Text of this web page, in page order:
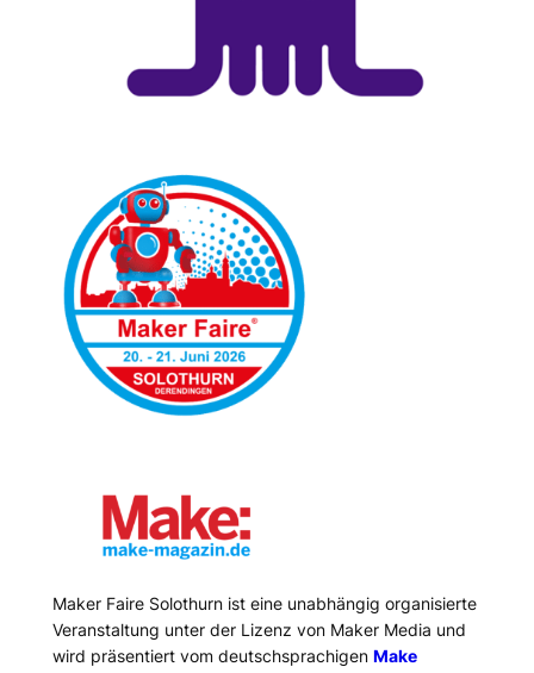
Maker Faire Solothurn ist eine unabhängig organisierte
Veranstaltung unter der Lizenz von Maker Media und
wird präsentiert vom deutschsprachigen Make